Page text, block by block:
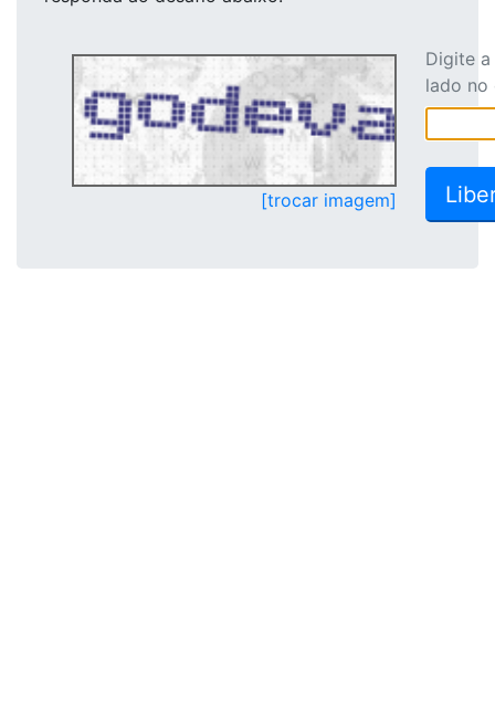
[trocar imagem]
Digite
lado no